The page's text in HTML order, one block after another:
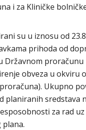
i za Kliničke
su u iznosu od
prihoda od
proračunu
obveza u okviru
Ukupno
planiranih sredstava
za rad